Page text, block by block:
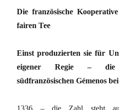
Die französische
fairen Tee
Einst produzierten sie für
eigener Regie – die
südfranzösischen Gémenos
1336 – die Zahl steht